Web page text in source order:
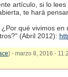
artículo, si lo
te hará
qué vivimos en
(Abril 2012):
) - marzo 8, 2016 -